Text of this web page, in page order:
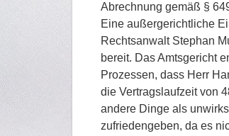
Abrechnung gemäß §
Eine außergerichtliche
Rechtsanwalt Stephan
bereit. Das Amtsgericht
Prozessen, dass Herr
die Vertragslaufzeit von
andere Dinge als
zufriedengeben, da es